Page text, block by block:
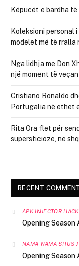
Këpucët e bardha të
Koleksioni personal
modelet më të rralla
Nga lidhja me Don
një moment të
Cristiano Ronaldo
Portugalia në ethet
Rita Ora flet për
supersticioze, ne
RECENT
APK INJECTOR
Opening Season
NAMA NAMA SITUS
Opening Season